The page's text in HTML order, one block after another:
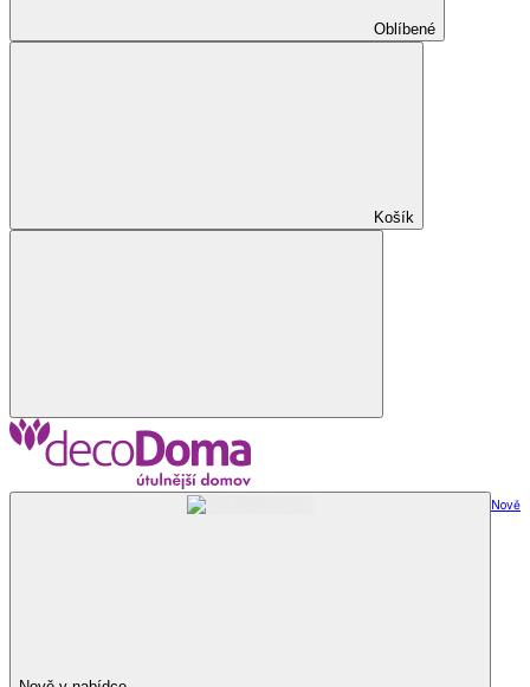
Oblíbené
Košík
Nově